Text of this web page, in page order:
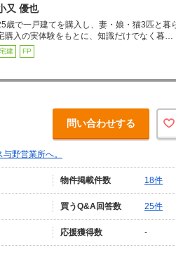
又 優也
歳で一戸建てを購入し、妻・娘・猫3匹と暮
購入の実体験をもとに、知識だけでなく暮…
宅建 FP
問い合わせする
野営業所へ。
物件掲載件数 18件
買うQ&A回答数 25件
応援獲得数 -